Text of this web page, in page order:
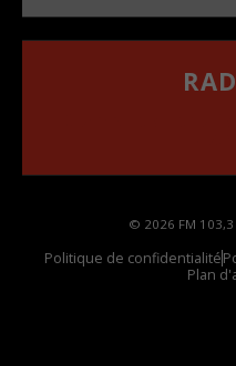
© 2026 FM
Politique de confidentialité
Plan